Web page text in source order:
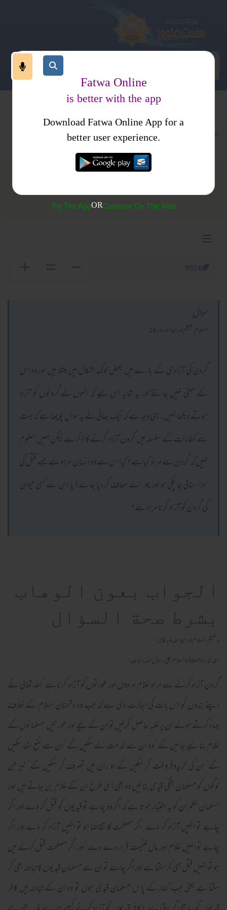
کتب فتاوی فتاوی اسلامیہ
(446) گردن آزاد کرنے کے معنی
السلام عليكم ورحمة الله وبركاته
گردن کی آزادی کے بارے میں بعض لوگ اشکال میں مبتلا ہیں اور وہ اس
کے معنی نہیں جانتے اور یہ شاید اس لیے کہ انہوں نے گردنوں کو آزاد
ہوتے دیکھا نہیں۔ یہی وجہ ہے کہ ایک بھائی نے یہ سوال پوچھا ہے کہ بہت
سے کفارات کے سلسلہ میں گردن آزاد کرنے کا ذکر ہے لیکن ہمیں معلوم
نہیں کہ گردن سے مراد کیا ہے؟ کیا اس سے وہ انسان مراد ہے جسے قتل کی
سزا سنائی جا چکی ہو اور پھر اسے معاف کر دیا جائے؟ یا اس سے کسی حیوان
کی گردن کو آزاد کرنا مراد ہے؟
الجواب بعون الوهاب
بشرط صحة السؤال
وعلیکم السلام ورحمة اللہ وبرکاته!
الحمد لله، والصلاة والسلام علىٰ رسول الله، أما بعد!
گردن آزاد کرنے سے مراد غلام مردوں اور عورتوں کو آزاد کرنا ہے‘ اللہ تعالیٰ نے
اپنے بندوں کو اس بات کی اجازت دی ہے کہ جب وہ دشمنان اسلام کے خلاف
جہاد کرتے ہوئے ان پر غلبہ حاصل کر لیں تو ان کے بچے اور عورتیں مسلمانوں کے
غلام بنا لیے جائیں گے‘ وہ ان سے خدمت لے سکیں گے‘ ان سے نفع اٹھا سکیں
گے‘ ان کی خریدوفروخت کر سکیں گے او ران میں تصرف کر سکیں گے‘ نیز جن
لوگوں کو مسلمان جنگی قیدی بنا لیں وہ بھی اسی طرح ان کے غلام بن جاتے ہیں اور
مسلمان حکمران کو یہ اختیار ہوتا ہے کہ اگر وہ چاہے تو قیدیوں کو قتل کر دے اور اگر
چاہے تو انہیں آزاد کر دے‘ اگر مصلحت کا تقاضا ہو تو انہیں آزاد کر دے اور اگر
چاہے تو انہیں غلام اور مال غنیمت قرار دے دے‘ اور اگر مصلحت قتل کرنے میں
ہو تو انہیں قتل بھی کر سکتا ہے اور اگر چاہے تو ان سے مسلمان قیدیوں کا تبادلہ بھی کر
سکتا ہے یعنی جب کفار کے پاس مسلمان قیدی ہوں تو وہ ان کے تبادلہ میں کافر
Fatwa Online
is better with the app
Download Fatwa Online App for a
better user experience.
Try The AppORContinue On The Web